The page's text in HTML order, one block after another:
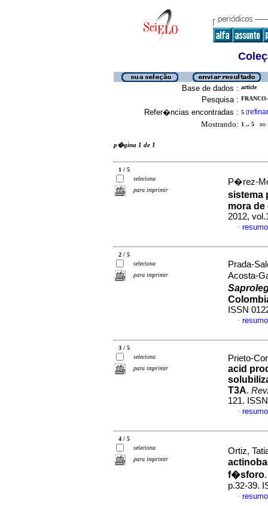
Base de dados : article
Pesquisa :
Refer�ncias encontradas : 5 [refinar
Mostrando: 1 .. 5 no
p�gina 1 de 1
1 / 5
seleciona
para imprimir
P�rez-
sistema
mora
2012,
·
2 / 5
seleciona
para imprimir
Prada-
Acosta-
ISSN
·
3 / 5
seleciona
para imprimir
Prieto-
acid
T3A.
121.
·
4 / 5
seleciona
para imprimir
Ortiz,
f�sforo
p.32-39.
·